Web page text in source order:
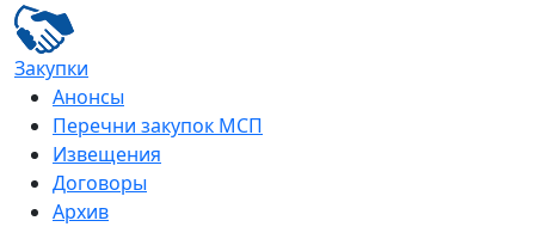
Закупки
Анонсы
Перечни закупок МСП
Извещения
Договоры
Архив